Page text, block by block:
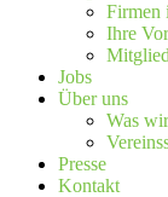
Firmen
Ihre
Jobs
Über uns
Was
Presse
Kontakt